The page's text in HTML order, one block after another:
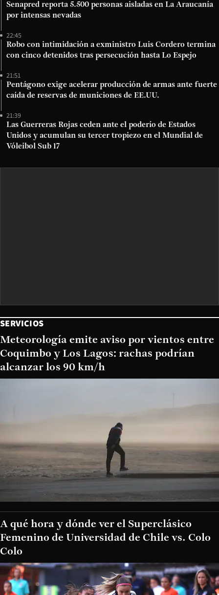
Senapred reporta 5.500 personas aisladas en La Araucanía
por intensas nevadas
22:45
Robo con intimidación a exministro Luis Cordero termina
con cinco detenidos tras persecución hasta Lo Espejo
21:51
Pentágono exige acelerar producción de armas ante fuerte
caída de reservas de municiones de EE.UU.
21:39
Las Guerreras Rojas ceden ante el poderío de Estados
Unidos y acumulan su tercer tropiezo en el Mundial de
Vóleibol Sub 17
SERVICIOS
Meteorología emite aviso por vientos entre
Coquimbo y Los Lagos: rachas podrían
alcanzar los 90 km/h
A qué hora y dónde ver el Superclásico
Femenino de Universidad de Chile vs. Colo
Colo